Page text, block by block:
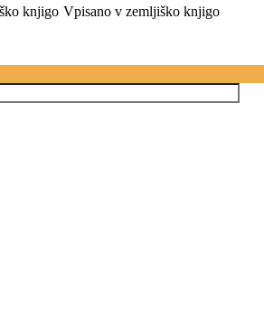
Vpisano v zemljiško knjigo